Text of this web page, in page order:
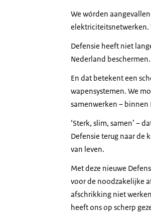
We wórden
elektriciteitsnetwerken.
Defensie heeft niet
Nederland beschermen.
En dat betekent een
wapensystemen. We
samenwerken –
‘Sterk, slim, samen’ –
Defensie terug naar de
van leven.
Met deze nieuwe
voor de noodzakelijke
afschrikking niet
heeft ons op scherp